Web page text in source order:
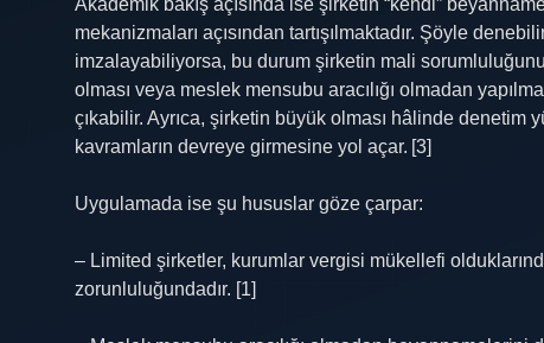
Akademik bakış açısında ise şirketin “kendi”
mekanizmaları açısından tartışılmaktadır. Şöyle
imzalayabiliyorsa, bu durum şirketin mali
olması veya meslek mensubu aracılığı olmadan
çıkabilir. Ayrıca, şirketin büyük olması hâlinde denetim
kavramların devreye girmesine yol açar. [3]
Uygulamada ise şu hususlar göze çarpar:
– Limited şirketler, kurumlar vergisi mükellefi
zorunluluğundadır. [1]